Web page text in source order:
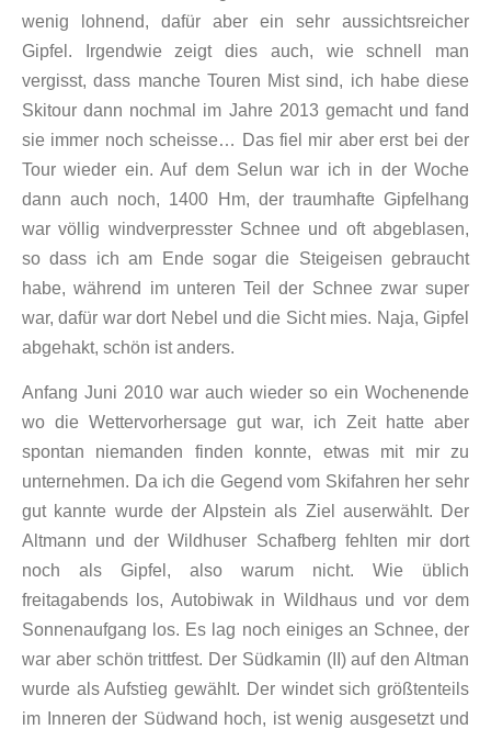
wenig lohnend, dafür aber ein sehr aussichtsreicher
Gipfel. Irgendwie zeigt dies auch, wie schnell man
vergisst, dass manche Touren Mist sind, ich habe diese
Skitour dann nochmal im Jahre 2013 gemacht und fand
sie immer noch scheisse… Das fiel mir aber erst bei der
Tour wieder ein. Auf dem Selun war ich in der Woche
dann auch noch, 1400 Hm, der traumhafte Gipfelhang
war völlig windverpresster Schnee und oft abgeblasen,
so dass ich am Ende sogar die Steigeisen gebraucht
habe, während im unteren Teil der Schnee zwar super
war, dafür war dort Nebel und die Sicht mies. Naja, Gipfel
abgehakt, schön ist anders.
Anfang Juni 2010 war auch wieder so ein Wochenende
wo die Wettervorhersage gut war, ich Zeit hatte aber
spontan niemanden finden konnte, etwas mit mir zu
unternehmen. Da ich die Gegend vom Skifahren her sehr
gut kannte wurde der Alpstein als Ziel auserwählt. Der
Altmann und der Wildhuser Schafberg fehlten mir dort
noch als Gipfel, also warum nicht. Wie üblich
freitagabends los, Autobiwak in Wildhaus und vor dem
Sonnenaufgang los. Es lag noch einiges an Schnee, der
war aber schön trittfest. Der Südkamin (II) auf den Altman
wurde als Aufstieg gewählt. Der windet sich größtenteils
im Inneren der Südwand hoch, ist wenig ausgesetzt und